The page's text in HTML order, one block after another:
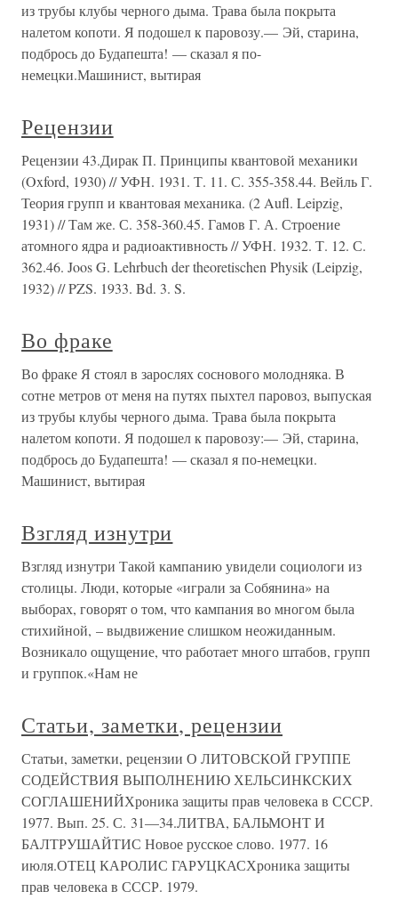
из трубы клубы черного дыма. Трава была покрыта
налетом копоти. Я подошел к паровозу.— Эй, старина,
подбрось до Будапешта! — сказал я по-
немецки.Машинист, вытирая
Рецензии
Рецензии 43.Дирак П. Принципы квантовой механики
(Oxford, 1930) // УФН. 1931. Т. 11. С. 355-358.44. Вейль Г.
Теория групп и квантовая механика. (2 Aufl. Leipzig,
1931) // Там же. С. 358-360.45. Гамов Г. А. Строение
атомного ядра и радиоактивность // УФН. 1932. Т. 12. С.
362.46. Joos G. Lehrbuch der theoretischen Physik (Leipzig,
1932) // PZS. 1933. Bd. 3. S.
Во фраке
Во фраке Я стоял в зарослях соснового молодняка. В
сотне метров от меня на путях пыхтел паровоз, выпуская
из трубы клубы черного дыма. Трава была покрыта
налетом копоти. Я подошел к паровозу:— Эй, старина,
подбрось до Будапешта! — сказал я по-немецки.
Машинист, вытирая
Взгляд изнутри
Взгляд изнутри Такой кампанию увидели социологи из
столицы. Люди, которые «играли за Собянина» на
выборах, говорят о том, что кампания во многом была
стихийной, – выдвижение слишком неожиданным.
Возникало ощущение, что работает много штабов, групп
и группок.«Нам не
Статьи, заметки, рецензии
Статьи, заметки, рецензии О ЛИТОВСКОЙ ГРУППЕ
СОДЕЙСТВИЯ ВЫПОЛНЕНИЮ ХЕЛЬСИНКСКИХ
СОГЛАШЕНИЙХроника защиты прав человека в СССР.
1977. Вып. 25. С. 31—34.ЛИТВА, БАЛЬМОНТ И
БАЛТРУШАЙТИС Новое русское слово. 1977. 16
июля.ОТЕЦ КАРОЛИС ГАРУЦКАСХроника защиты
прав человека в СССР. 1979.